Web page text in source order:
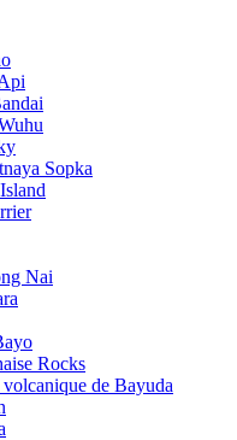
Sopka
Nai
Rocks
de Bayuda